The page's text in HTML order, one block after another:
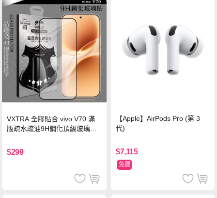
VXTRA 全膠貼合 vivo V70 滿
版疏水疏油9H鋼化頂級玻璃貼
$299
【Apple】AirPods Pro (第 3
代)
$7,115
免運